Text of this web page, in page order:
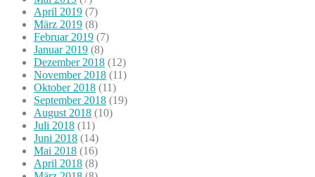
April 2019 (7)
März 2019 (8)
Februar 2019 (7)
Januar 2019 (8)
Dezember 2018 (12)
November 2018 (11)
Oktober 2018 (11)
September 2018 (19)
August 2018 (10)
Juli 2018 (11)
Juni 2018 (14)
Mai 2018 (16)
April 2018 (8)